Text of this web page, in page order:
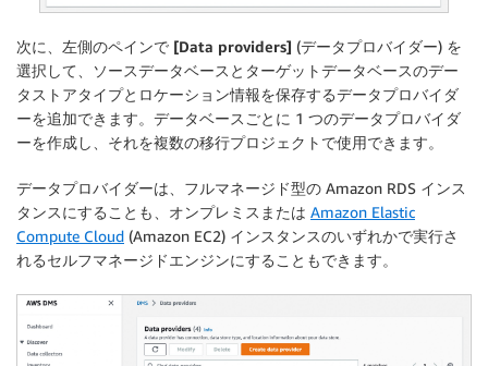
次に、左側のペインで [Data providers] (データプロバイダー) を
選択して、ソースデータベースとターゲットデータベースのデー
タストアタイプとロケーション情報を保存するデータプロバイダ
ーを追加できます。データベースごとに 1 つのデータプロバイダ
ーを作成し、それを複数の移行プロジェクトで使用できます。
データプロバイダーは、フルマネージド型の Amazon RDS インス
タンスにすることも、オンプレミスまたは Amazon Elastic
Compute Cloud (Amazon EC2) インスタンスのいずれかで実行さ
れるセルフマネージドエンジンにすることもできます。